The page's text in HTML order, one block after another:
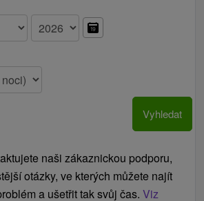
20 € / noc
5 € / ks
ks na celý pobyt
nemají v ceně procedury.
pobytu s plnou penzí a
fitness centra za speciální cenu.
Vyhledat
naši zákaznickou podporu,
otázky, ve kterých můžete najít
a ušetřit tak svůj čas. Viz